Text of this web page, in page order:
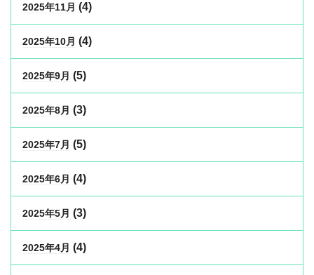
2025年11月 (4)
2025年10月 (4)
2025年9月 (5)
2025年8月 (3)
2025年7月 (5)
2025年6月 (4)
2025年5月 (3)
2025年4月 (4)